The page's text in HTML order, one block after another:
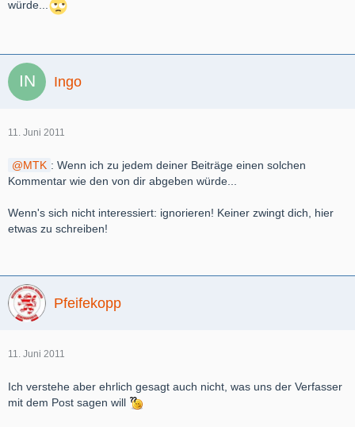
würde...
Ingo
11. Juni 2011
MTK : Wenn ich zu jedem deiner Beiträge einen solchen
Kommentar wie den von dir abgeben würde...
Wenn's sich nicht interessiert: ignorieren! Keiner zwingt dich, hier
etwas zu schreiben!
Pfeifekopp
11. Juni 2011
Ich verstehe aber ehrlich gesagt auch nicht, was uns der Verfasser
mit dem Post sagen will